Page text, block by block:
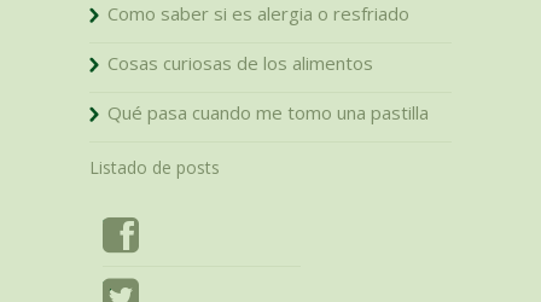
Como saber si es alergia o resfriado
Cosas curiosas de los alimentos
Qué pasa cuando me tomo una pastilla
Listado de posts